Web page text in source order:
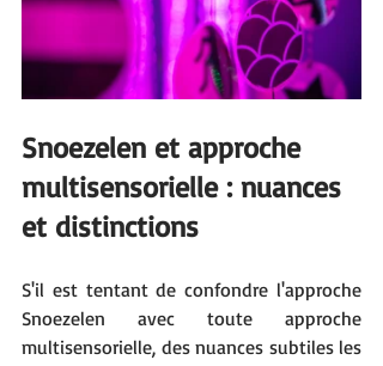
Snoezelen et approche
multisensorielle : nuances
et distinctions
S'il est tentant de confondre l'approche
Snoezelen avec toute approche
multisensorielle, des nuances subtiles les